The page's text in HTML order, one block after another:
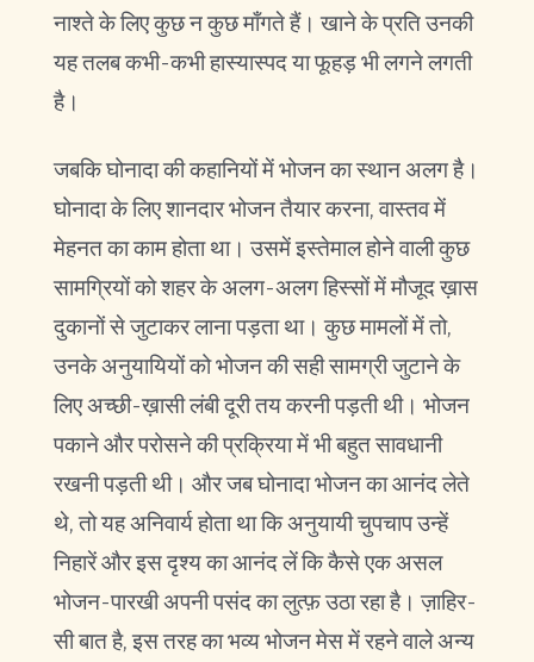
नाश्ते के लिए कुछ न कुछ माँगते हैं। खाने के प्रति उनकी
यह तलब कभी-कभी हास्यास्पद या फूहड़ भी लगने लगती
है।
जबकि घोनादा की कहानियों में भोजन का स्थान अलग है।
घोनादा के लिए शानदार भोजन तैयार करना, वास्तव में
मेहनत का काम होता था। उसमें इस्तेमाल होने वाली कुछ
सामग्रियों को शहर के अलग-अलग हिस्सों में मौजूद ख़ास
दुकानों से जुटाकर लाना पड़ता था। कुछ मामलों में तो,
उनके अनुयायियों को भोजन की सही सामग्री जुटाने के
लिए अच्छी-ख़ासी लंबी दूरी तय करनी पड़ती थी। भोजन
पकाने और परोसने की प्रक्रिया में भी बहुत सावधानी
रखनी पड़ती थी। और जब घोनादा भोजन का आनंद लेते
थे, तो यह अनिवार्य होता था कि अनुयायी चुपचाप उन्हें
निहारें और इस दृश्य का आनंद लें कि कैसे एक असल
भोजन-पारखी अपनी पसंद का लुत्फ़ उठा रहा है। ज़ाहिर-
सी बात है, इस तरह का भव्य भोजन मेस में रहने वाले अन्य